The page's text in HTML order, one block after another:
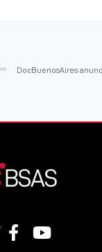
DocBuenosAires